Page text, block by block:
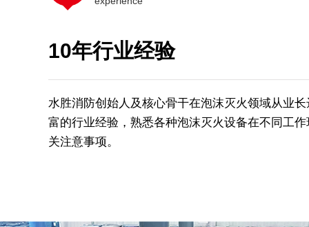
10年行业经验
水胜消防创始人及核心骨干在泡沫灭火领域从业
富的行业经验，熟悉各种泡沫灭火设备在不同工
关注意事项。